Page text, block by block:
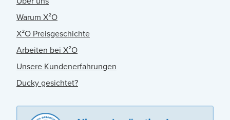
Warum X²O
X²O Preisgeschichte
Arbeiten bei X²O
Unsere Kundenerfahrungen
Ducky gesichtet?